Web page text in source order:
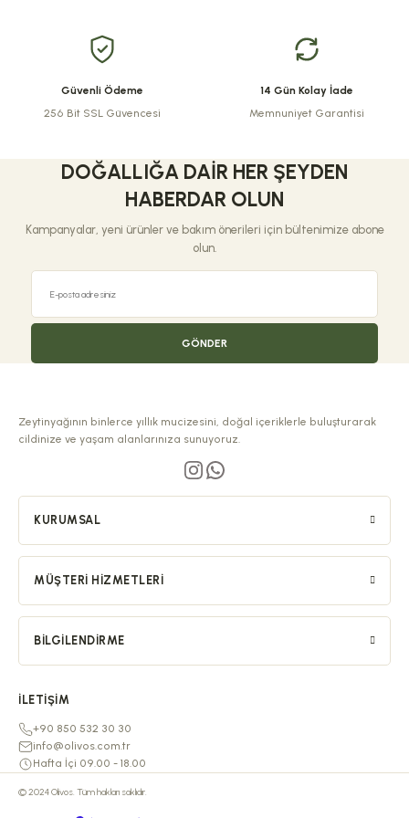
Güvenli Ödeme
256 Bit SSL Güvencesi
14 Gün Kolay İade
Memnuniyet Garantisi
DOĞALLIĞA DAIR HER ŞEYDEN
HABERDAR OLUN
Kampanyalar, yeni ürünler ve bakım önerileri için bültenimize abone
olun.
GÖNDER
Zeytinyağının binlerce yıllık mucizesini, doğal içeriklerle buluşturarak
cildinize ve yaşam alanlarınıza sunuyoruz.
KURUMSAL
MÜŞTERI HIZMETLERI
BILGILENDIRME
İLETIŞIM
+90 850 532 30 30
info@olivos.com.tr
Hafta İçi 09.00 - 18.00
© 2024 Olivos. Tüm hakları saklıdır.